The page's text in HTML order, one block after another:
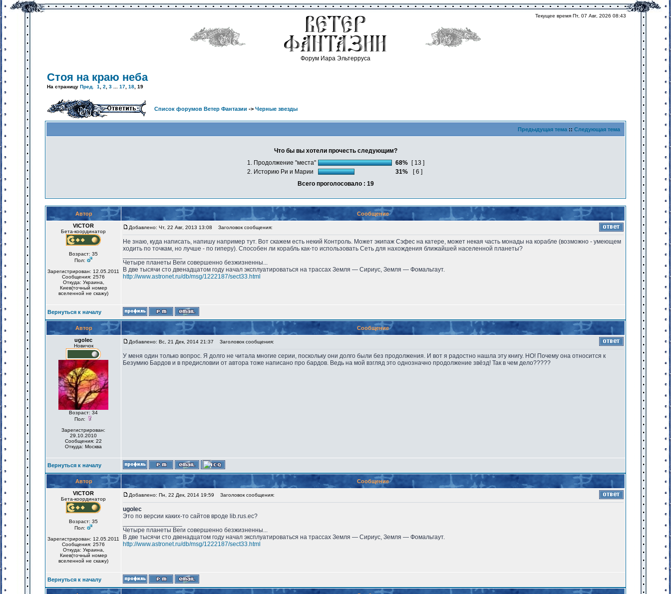
Форум Иара Эльтерруса
Текущее время Пт, 07 Авг, 2026 08:43
Стоя на краю неба
На страницу Пред. 1 2 3 17 18 19
Список форумов Ветер Фантазии -> Черные звезды
Предыдущая тема :: Следующая тема
Что бы вы хотели прочесть следующим?
1. Продолжение "места"
68%
[ 13 ]
2. Историю Ри и Марии
31%
[ 6 ]
Всего проголосовало : 19
Автор
Сообщение
VICTOR
Бета-координатор
Возраст: 35
Пол:
Зарегистрирован: 12.05.2011
Сообщения: 2576
Откуда: Украина,
Киев(точный номер
вселенной не скажу)
Добавлено: Чт, 22 Авг, 2013 13:08 Заголовок сообщения:
Не знаю, куда написать, напишу например тут. Вот скажем есть некий Контроль. Может экипаж Сэфес на катере, может некая часть монады на корабле (возможно - умеющем
ходить по точкам, но лучше - по гиперу). Способен ли корабль как-то использовать Сеть для нахождения ближайшей населенной планеты?
Четыре планеты Веги совершенно безжизненны...
В две тысячи сто двенадцатом году начал эксплуатироваться на трассах Земля — Сириус, Земля — Фомальгаут.
http://www.astronet.ru/db/msg/1222187/sect33.html
Вернуться к началу
Автор
Сообщение
ugolec
Новичок
Возраст: 34
Пол:
Зарегистрирован:
29.10.2010
Сообщения: 22
Откуда: Москва
Добавлено: Вс, 21 Дек, 2014 21:37 Заголовок сообщения:
У меня один только вопрос. Я долго не читала многие серии, поскольку они долго были без продолжения. И вот я радостно нашла эту книгу. НО! Почему она относится к
Безумию Бардов и в предисловии от автора тоже написано про бардов. Ведь на мой взгляд это однозначно продолжение звёзд! Так в чем дело?????
Вернуться к началу
Автор
Сообщение
VICTOR
Бета-координатор
Возраст: 35
Пол:
Зарегистрирован: 12.05.2011
Сообщения: 2576
Откуда: Украина,
Киев(точный номер
вселенной не скажу)
Добавлено: Пн, 22 Дек, 2014 19:59 Заголовок сообщения:
ugolec
Это по версии каких-то сайтов вроде lib.rus.ec?
Четыре планеты Веги совершенно безжизненны...
В две тысячи сто двенадцатом году начал эксплуатироваться на трассах Земля — Сириус, Земля — Фомальгаут.
http://www.astronet.ru/db/msg/1222187/sect33.html
Вернуться к началу